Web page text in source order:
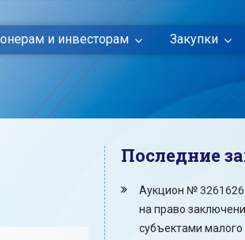
и инвесторам Закупки
Последние
Аукцион №
на право
субъектами малого